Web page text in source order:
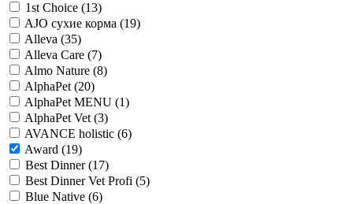
1st Choice (13)
AJO сухие корма (19)
Alleva (35)
Alleva Care (7)
Almo Nature (8)
AlphaPet (20)
AlphaPet MENU (1)
AlphaPet Vet (3)
AVANCE holistic (6)
Award (19)
Best Dinner(17)
Best Dinner Vet Profi (5)
Blue Native (6)